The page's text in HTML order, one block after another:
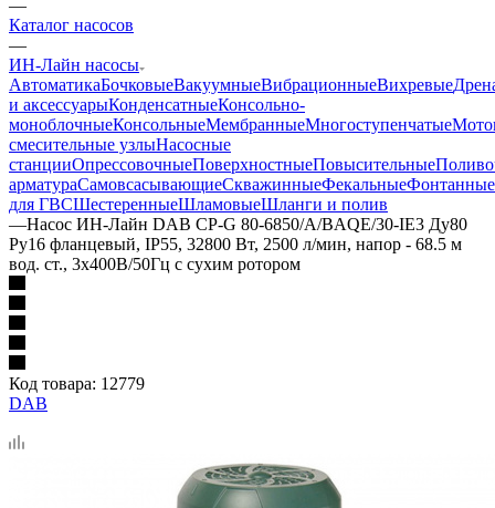
—
Каталог насосов
—
ИН-Лайн насосы
АвтоматикаБочковыеВакуумныеВибрационныеВихревые
и аксессуарыКонденсатныеКонсольно-
моноблочныеКонсольныеМембранныеМногоступенчатые
смесительные узлыНасосные
станцииОпрессовочныеПоверхностныеПовысительные
арматураСамовсасывающиеСкважинныеФекальныеФонтанные
для ГВСШестеренныеШламовыеШланги и полив
—Насос ИН-Лайн DAB CP-G 80-6850/A/BAQE/30-IE3 Ду80
Ру16 фланцевый, IP55, 32800 Вт, 2500 л/мин, напор - 68.5 м
вод. ст., 3x400В/50Гц с сухим ротором
Код товара: 12779
DAB